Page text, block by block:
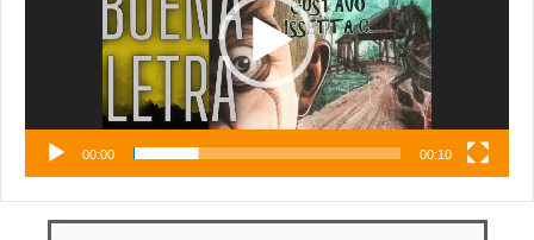
00:00 00:10